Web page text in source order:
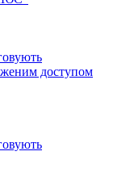
доступом